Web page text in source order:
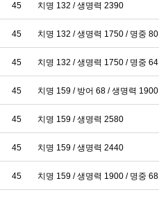
45 치명 132 / 생명력 2390
45 치명 132 / 생명력 1750 / 명중 80
45 치명 132 / 생명력 1750 / 명중 64
45 치명 159 / 방어 68 / 생명력 1900
45 치명 159 / 생명력 2580
45 치명 159 / 생명력 2440
45 치명 159 / 생명력 1900 / 명중 68